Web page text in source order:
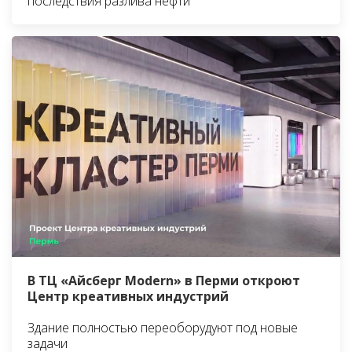
В ТЦ «Айсберг Modern» в Перми откроют
Центр креативных индустрий
Здание полностью переоборудуют под новые
задачи